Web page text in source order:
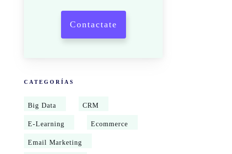
Contactate
CATEGORÍAS
Big Data CRM
E-Learning Ecommerce
Email Marketing